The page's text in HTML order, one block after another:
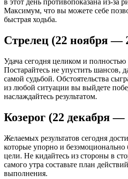
в этот день противопоказана из-за
Максимум, что вы можете себе
быстрая ходьба.
Стрелец (22 ноября —
Удача сегодня целиком и
Постарайтесь не упустить шансов,
самой судьбой. Обстоятельства
из любой ситуации вы выйдете
наслаждайтесь результатом.
Козерог (22 декабря —
Желаемых результатов сегодня
которые упорно и безэмоционально
цели. Не кидайтесь из стороны в
самого утра составьте план
выполнения.